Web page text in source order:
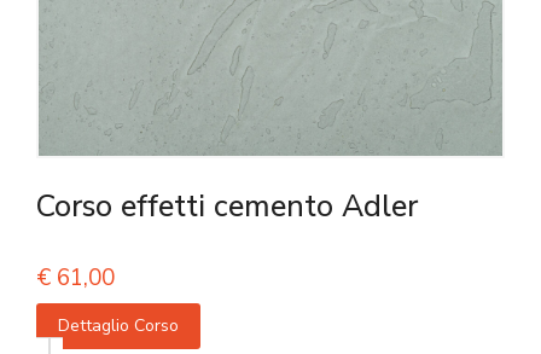
Corso effetti cemento Adler
€ 61,00
Dettaglio Corso